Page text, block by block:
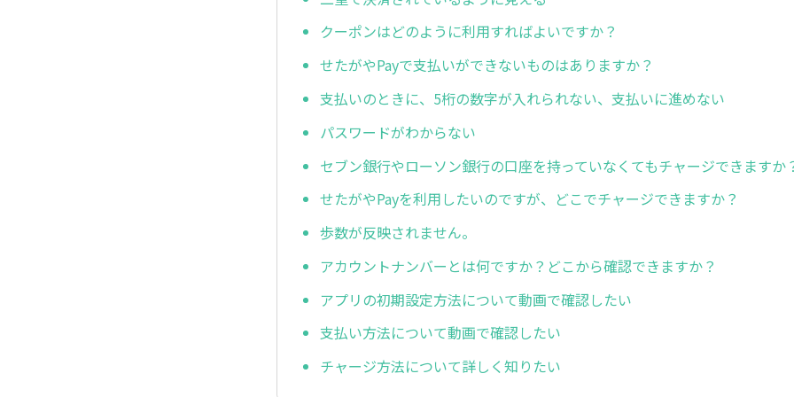
クーポンはどのように利用すればよいですか？
せたがやPayで支払いができないものはありますか？
支払いのときに、5桁の数字が入れられない、支払いに進めない
パスワードがわからない
セブン銀行やローソン銀行の口座を持っていなくてもチャージできますか
せたがやPayを利用したいのですが、どこでチャージできますか？
歩数が反映されません。
アカウントナンバーとは何ですか？どこから確認できますか？
アプリの初期設定方法について動画で確認したい
支払い方法について動画で確認したい
チャージ方法について詳しく知りたい